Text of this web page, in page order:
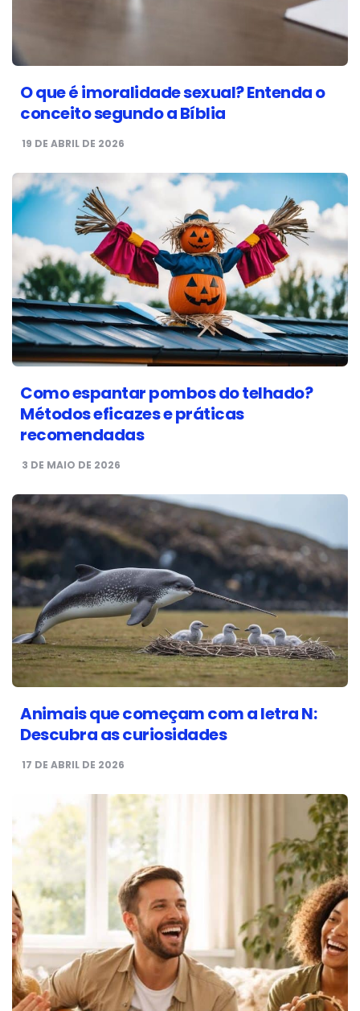
O que é imoralidade sexual? Entenda o
conceito segundo a Bíblia
19 DE ABRIL DE 2026
Como espantar pombos do telhado?
Métodos eficazes e práticas
recomendadas
3 DE MAIO DE 2026
Animais que começam com a letra N:
Descubra as curiosidades
17 DE ABRIL DE 2026